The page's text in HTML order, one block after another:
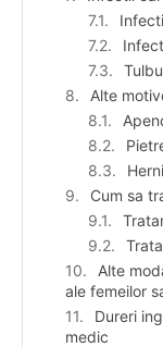
Alte
Cum sa
Alte
ale femeilor
Dureri
medic